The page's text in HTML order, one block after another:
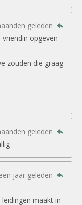
geleden
opgeven
zouden die graag
geleden
een jaar geleden
maakt in